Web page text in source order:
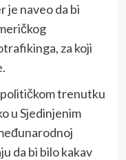
je naveo da bi
za koji
trenutku
u Sjedinjenim
da bi bilo kakav